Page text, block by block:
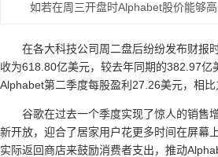
如若在周三开盘时Alphabet股价能够
在各大科技公司周二盘后纷纷发布财报
收为618.80亿美元，较去年同期的382.97
Alphabet第二季度每股盈利27.26美元，相
谷歌在过去一个季度实现了惊人的销售
新开放，迎合了居家用户花更多时间在屏幕
实际返回商店来鼓励消费者支出，推动